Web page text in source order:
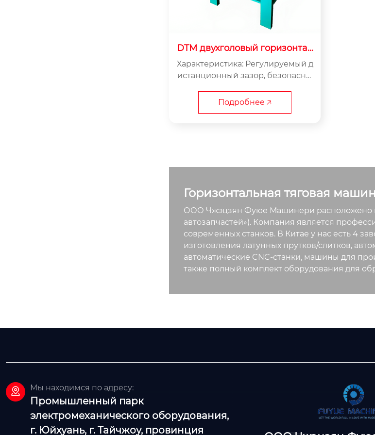
DTM двухголовый горизонтал
ьный тягач-1
Характеристика: Регулируемый д
истанционный зазор, безопасны
ции. Ис...
Подробнее 🡥
Горизонтальная тяговая
ООО Чжэцзян Фуюе Машинери расположено в
автозапчастей»). Компания является
современных станков. В Китае у нас есть 4
изготовления латунных прутков/слитков,
автоматические CNC-станки, машины для
также полный комплект оборудования для
 Мы находимся по адресу:
Промышленный парк
электромеханического оборудования,
г. Юйхуань, г. Тайчжоу, провинция